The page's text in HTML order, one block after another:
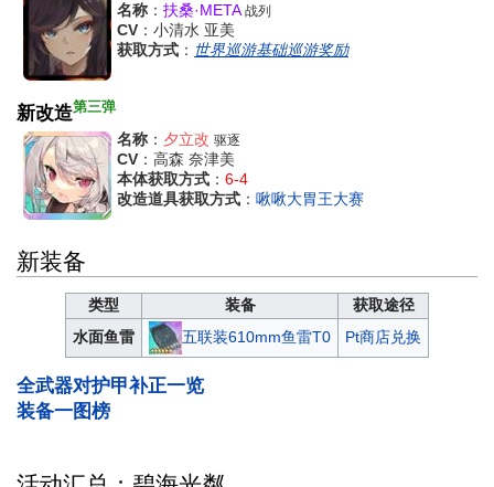
名称 ： 扶桑·META 战列
CV ：小清水 亚美
获取方式 ： 世界巡游基础巡游奖励
新改造第三弹
名称 ： 夕立改 驱逐
CV ：高森 奈津美
本体获取方式 ： 6-4
改造道具获取方式 ： 啾啾大胃王大赛
新装备
类型 装备
获取途径
水面鱼雷
五联装610mm鱼雷T0 Pt商店兑换
全武器对护甲补正一览
装备一图榜